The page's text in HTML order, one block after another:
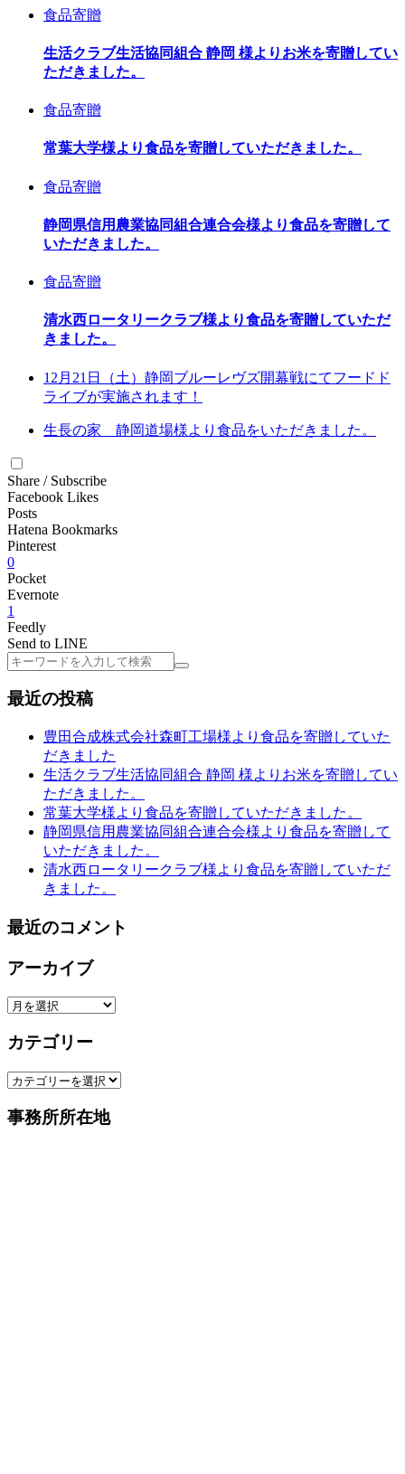
食品寄贈
生活クラブ生活協同組合 静岡 様よりお米を寄贈してい
ただきました。
食品寄贈
常葉大学様より食品を寄贈していただきました。
食品寄贈
静岡県信用農業協同組合連合会様より食品を寄贈して
いただきました。
食品寄贈
清水西ロータリークラブ様より食品を寄贈していただ
きました。
12月21日（土）静岡ブルーレヴズ開幕戦にてフードド
ライブが実施されます！
生長の家 静岡道場様より食品をいただきました。
Share / Subscribe
Facebook Likes
Posts
Hatena Bookmarks
Pinterest
0
Pocket
Evernote
1
Feedly
Send to LINE
検
最近の投稿
豊田合成株式会社森町工場様より食品を寄贈していた
だきました
生活クラブ生活協同組合 静岡 様よりお米を寄贈してい
ただきました。
常葉大学様より食品を寄贈していただきました。
静岡県信用農業協同組合連合会様より食品を寄贈して
いただきました。
清水西ロータリークラブ様より食品を寄贈していただ
きました。
最近のコメント
アーカイブ
ア
カ
ブ
カテゴリー
カ
ゴ
事務所所在地